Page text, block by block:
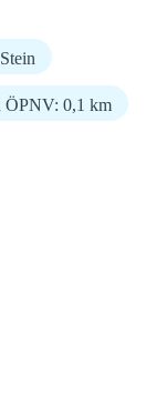
ÖPNV: 0,1 km